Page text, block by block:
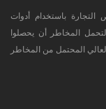
باستخدام أدوات
المخاطر أن يحصلوا
المحتمل من المخاطر